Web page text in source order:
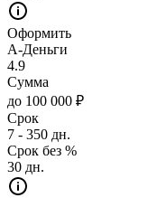
Оформить
А-Деньги
4.9
Сумма
до 100 000 ₽
Срок
7 - 350 дн.
Срок без %
30 дн.